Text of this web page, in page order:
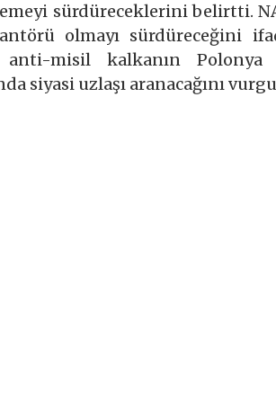
sürdüreceklerini belirtti.
olmayı sürdüreceğini
anti-misil kalkanın Polonya
siyasi uzlaşı aranacağını